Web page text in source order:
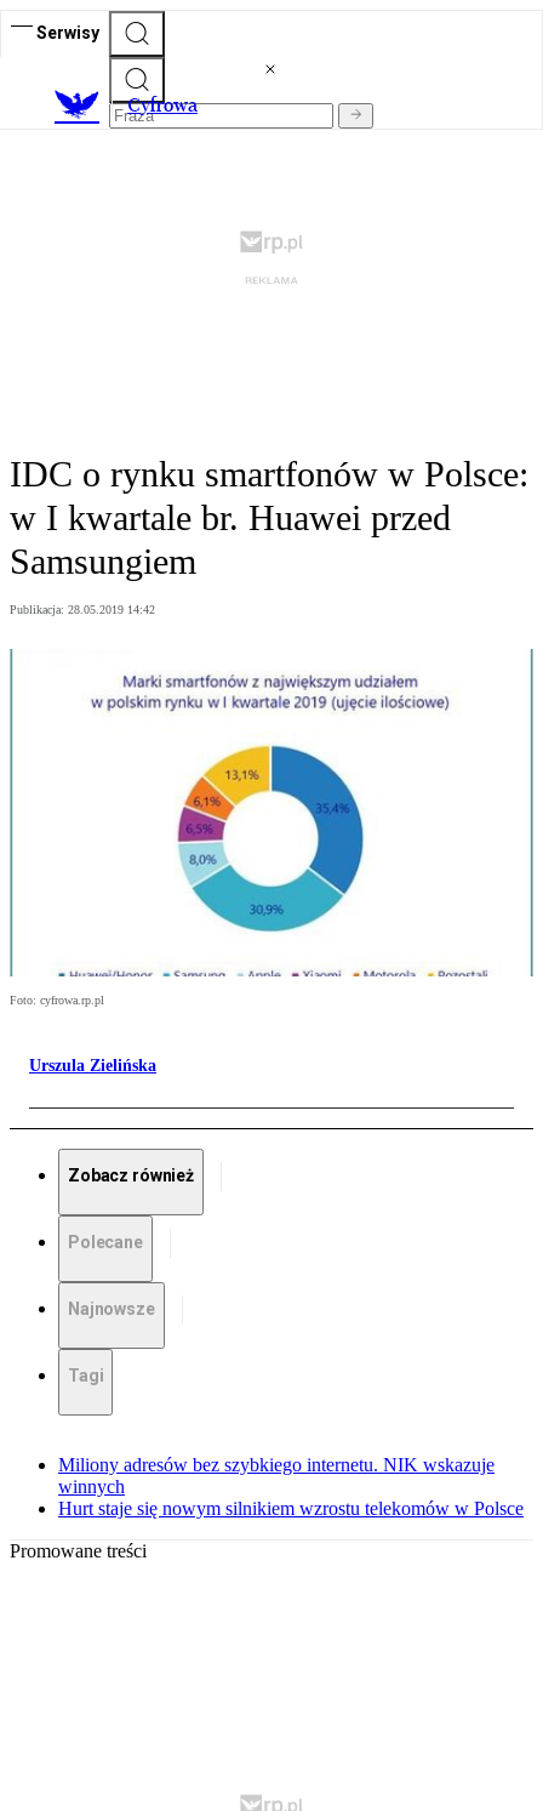
Serwisy
Cyfrowa
IDC o rynku smartfonów w Polsce:
w I kwartale br. Huawei przed
Samsungiem
Publikacja: 28.05.2019 14:42
Foto: cyfrowa.rp.pl
Urszula Zielińska
Zobacz również
Polecane
Najnowsze
Tagi
Miliony adresów bez szybkiego internetu. NIK wskazuje
winnych
Hurt staje się nowym silnikiem wzrostu telekomów w Polsce
Promowane treści